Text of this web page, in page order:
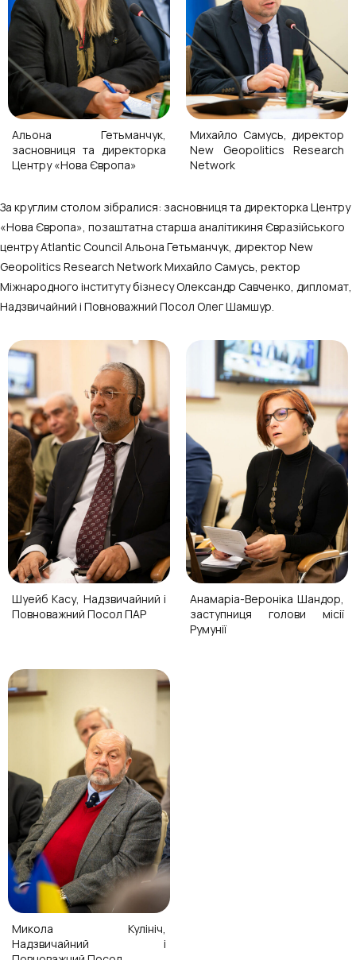
Альона Гетьманчук,
засновниця та директорка
Центру «Нова Європа»
Михайло Самусь, директор
New Geopolitics Research
Network
За круглим столом зібралися: засновниця та директорка Центру
«Нова Європа», позаштатна старша аналітикиня Євразійського
центру Atlantic Council Альона Гетьманчук, директор New
Geopolitics Research Network Михайло Самусь, ректор
Міжнародного інституту бізнесу Олександр Савченко, дипломат,
Надзвичайний і Повноважний Посол Олег Шамшур.
Шуейб Касу, Надзвичайний і
Повноважний Посол ПАР
Анамаріа-Вероніка Шандор,
заступниця голови місії
Румунії
Микола Кулініч,
Надзвичайний і